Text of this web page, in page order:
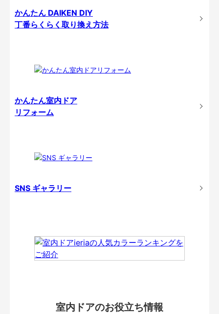
かんたん DAIKEN DIY
丁番らくらく取り換え方法
かんたん室内ドア
リフォーム
SNS ギャラリー
室内ドアのお役立ち情報